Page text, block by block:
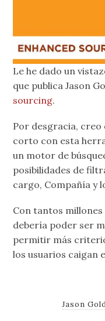
Le he dado un
que publica Jason
sourcing.
Por desgracia, creo
corto con esta
un motor de
posibilidades de
cargo, Compañía y
Con tantos
debería poder ser
permitir más
los usuarios caigan
Jason